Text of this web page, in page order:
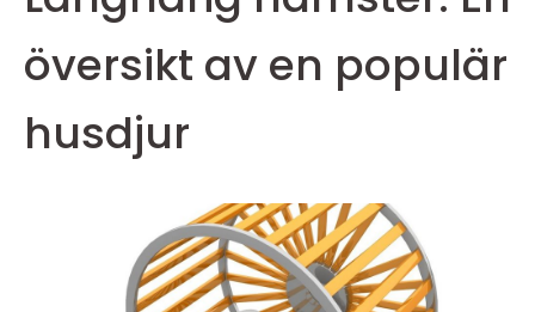
översikt av en populär
husdjur